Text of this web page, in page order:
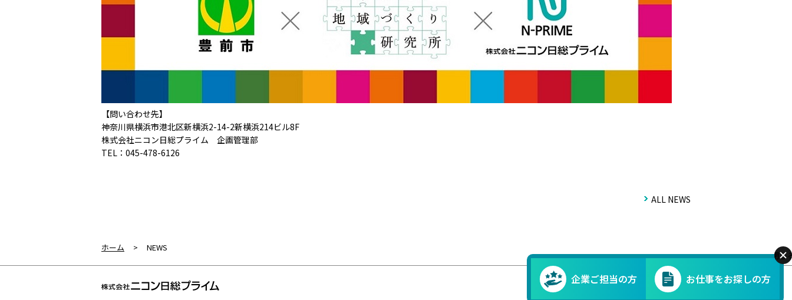
【問い合わせ先】
神奈川県横浜市港北区新横浜2-14-2新横浜214ビル8F
株式会社ニコン日総プライム 企画管理部
TEL：045-478-6126
ALL NEWS
ホーム > NEWS
閉じ
企業ご担当の方 お仕事をお探しの方